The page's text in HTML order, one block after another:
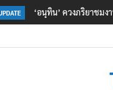
ลอรีอัลโชว์ผลประกอบ